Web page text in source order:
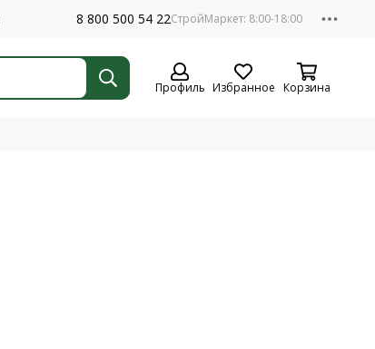
8 800 500 54 22
Профиль Избранное Корзина